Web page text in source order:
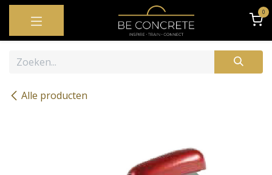
OVERSLAAN NAAR INHOUD 0
Alle producten